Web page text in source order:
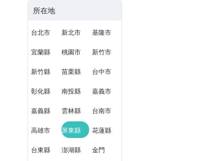
所在地
台北市 新北市 基隆市
宜蘭縣 桃園市 新竹市
新竹縣 苗栗縣 台中市
彰化縣 南投縣 嘉義市
嘉義縣 雲林縣 台南市
高雄市 屏東縣 花蓮縣
台東縣 澎湖縣 金門